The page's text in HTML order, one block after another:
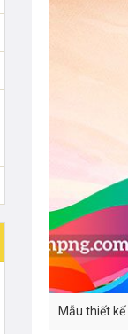
Mẫu thiết